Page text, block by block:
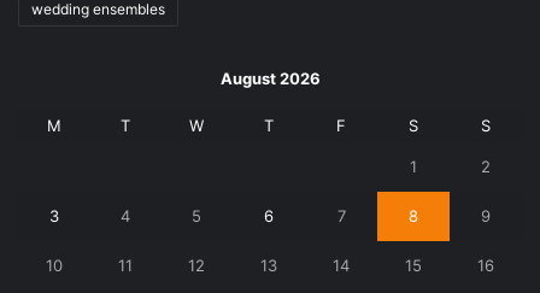
wedding ensembles
August 2026
M T W T F S S
1 2
3 4 5 6 7 8 9
10 11 12 13 14 15 16